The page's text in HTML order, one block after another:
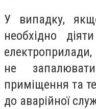
У випадку,
необхідно
не
приміщення та
до аварійної